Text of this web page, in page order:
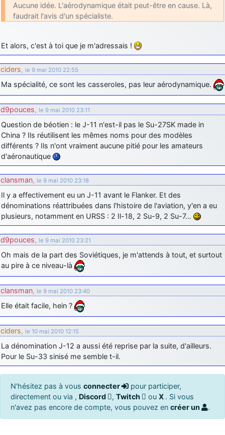
Aucune idée. L'aérodynamique était peut-être en cause. Là,
faudrait l'avis d'un spécialiste.
Et alors, c'est à toi que je m'adressais !
ciders, le 9 mai 2010 22:55
Ma spécialité, ce sont les casseroles, pas leur aérodynamique.
d9pouces, le 9 mai 2010 23:11
Question de béotien : le J-11 n'est-il pas le Su-27SK made in
China ? Ils réutilisent les mêmes noms pour des modèles
différents ? Ils n'ont vraiment aucune pitié pour les amateurs
d'aéronautique
clansman, le 9 mai 2010 23:18
Il y a effectivement eu un J-11 avant le Flanker. Et des
dénominations réattribuées dans l'histoire de l'aviation, y'en a eu
plusieurs, notamment en URSS : 2 Il-18, 2 Su-9, 2 Su-7…
d9pouces, le 9 mai 2010 23:21
Oh mais de la part des Soviétiques, je m'attends à tout, et surtout
au pire à ce niveau-là
clansman, le 9 mai 2010 23:40
Elle était facile, hein ?
ciders, le 10 mai 2010 12:15
La dénomination J-12 a aussi été reprise par la suite, d'ailleurs.
Pour le Su-33 sinisé me semble t-il.
N'hésitez pas à vous connecter
pour participer,
directement ou via , Discord , Twitch ou X . Si vous
n'avez pas encore de compte, vous pouvez en créer un .